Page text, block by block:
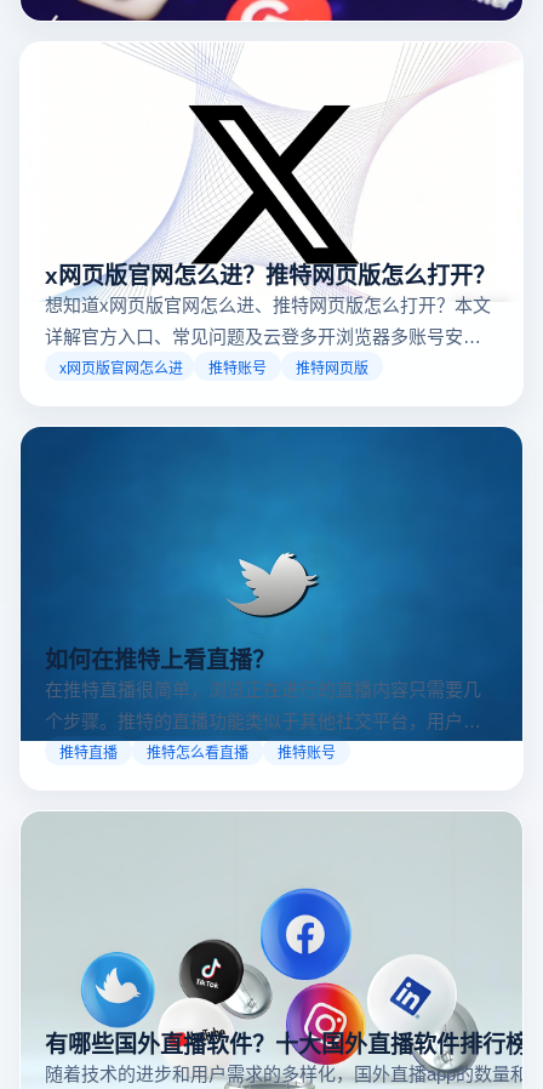
台，并结合云登多开浏览器的功能，详解如何安全高效运营。
x网页版官网怎么进？推特网页版怎么打开？
想知道x网页版官网怎么进、推特网页版怎么打开？本文
详解官方入口、常见问题及云登多开浏览器多账号安全
访问方案，助你稳定登录高效运营。
x网页版官网怎么进 推特账号 推特网页版
如何在推特上看直播？
在推特直播很简单，浏览正在进行的直播内容只需要几
个步骤。推特的直播功能类似于其他社交平台，用户可
以通过关注自己喜欢的账号、浏览话题标签或查看实时
可以随时随地参与实时互动，无论是关注新闻事件、休
推特直播 推特怎么看直播 推特账号
有哪些国外直播软件？十大国外直播软件排行榜
随着技术的进步和用户需求的多样化，国外直播app的数量和